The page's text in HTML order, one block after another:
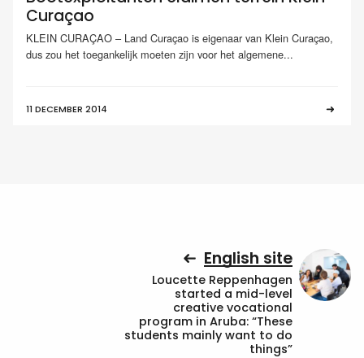
Curaçao
KLEIN CURAÇAO – Land Curaçao is eigenaar van Klein Curaçao,
dus zou het toegankelijk moeten zijn voor het algemene...
11 DECEMBER 2014
English site
Loucette Reppenhagen
started a mid-level
creative vocational
program in Aruba: “These
students mainly want to do
things”